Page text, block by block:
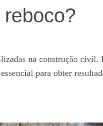
na construção civil.
para obter